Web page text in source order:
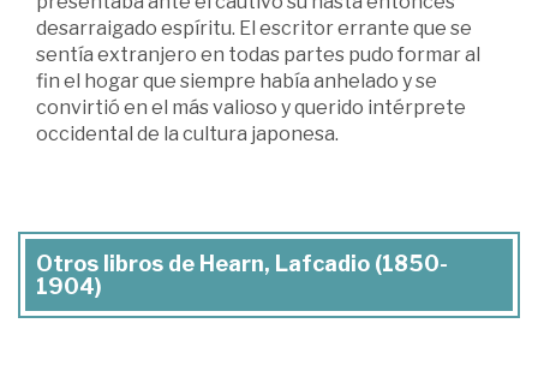
desarraigado espíritu. El escritor errante que se
sentía extranjero en todas partes pudo formar al
fin el hogar que siempre había anhelado y se
convirtió en el más valioso y querido intérprete
occidental de la cultura japonesa.
Otros libros de Hearn, Lafcadio (1850-
1904)